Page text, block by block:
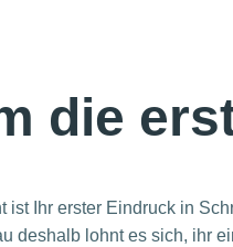
die
ist Ihr erster Eindruck in
deshalb lohnt es sich, ihr